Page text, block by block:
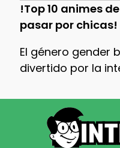
!Top 10 animes
pasar por chicas!
El género gender
divertido por la